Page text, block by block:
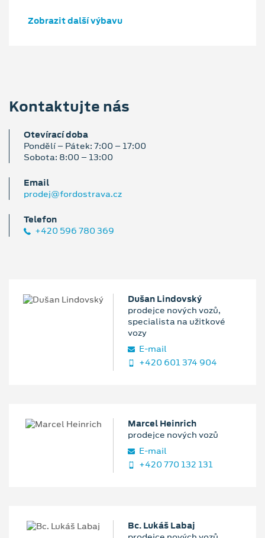
Zobrazit další výbavu
Kontaktujte nás
Otevírací doba
Pondělí – Pátek: 7:00 – 17:00
Sobota: 8:00 – 13:00
Email
prodej@fordostrava.cz
Telefon
+420 596 780 369
Dušan Lindovský
prodejce nových vozů,
specialista na užitkové
vozy
E‑mail
+420 601 374 904
Marcel Heinrich
prodejce nových vozů
E‑mail
+420 770 132 131
Bc. Lukáš Labaj